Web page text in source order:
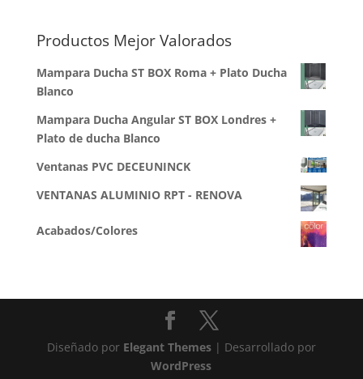
Productos Mejor Valorados
Mampara Ducha ST BOX Roma + Plato Ducha
Blanco
Mampara Ducha Angular ST BOX Londres +
Plato de ducha Blanco
Ventanas PVC DECEUNINCK
VENTANAS ALUMINIO RPT - RENOVA
Acabados/Colores
Diseñado por Elegant Themes| Desarrollado por
WordPress